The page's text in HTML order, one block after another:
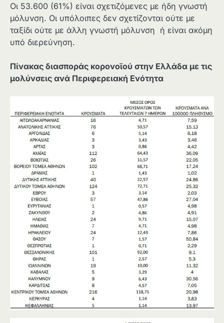
Οι 53.600 (61%) είναι σχετιζόμενες με ήδη γνωστή
μόλυνση. Οι υπόλοιπες δεν σχετίζονται ούτε με
ταξίδι ούτε με άλλη γνωστή μόλυνση ή είναι ακόμη
υπό διερεύνηση.
Πίνακας διασποράς κορονοϊού στην Ελλάδα με τις
μολύνσεις ανά Περιφερειακή Ενότητα